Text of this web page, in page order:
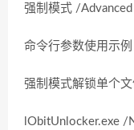
强制模式 /Advanced
命令行参数使用示例
强制模式解锁单个文
lObitUnlocker.exe /